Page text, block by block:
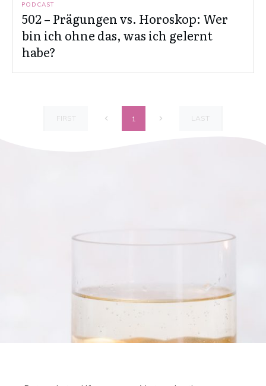
PODCAST
502 – Prägungen vs. Horoskop: Wer
bin ich ohne das, was ich gelernt
habe?
FIRST 1 LAST